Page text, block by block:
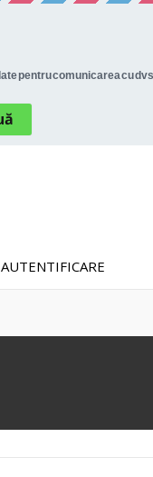
AUTENTIFICARE